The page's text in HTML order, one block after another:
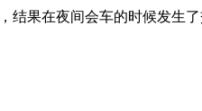
果在夜间会车的时候发生